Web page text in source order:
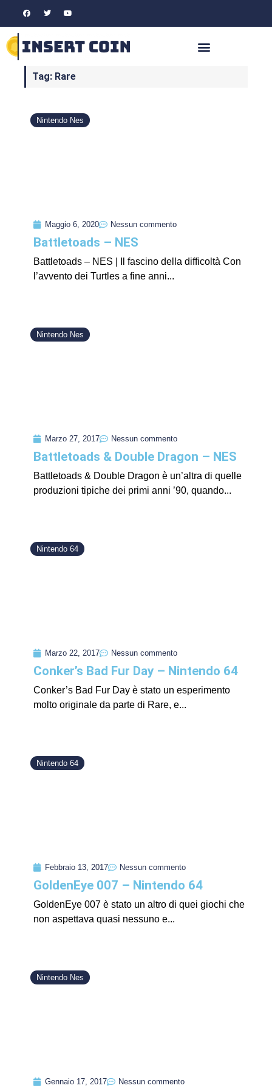
Tag: Rare
Nintendo Nes
Maggio 6, 2020 Nessun commento
Battletoads – NES
Battletoads – NES | Il fascino della difficoltà Con
l’avvento dei Turtles a fine anni...
Nintendo Nes
Marzo 27, 2017 Nessun commento
Battletoads & Double Dragon – NES
Battletoads & Double Dragon è un’altra di quelle
produzioni tipiche dei primi anni ’90, quando...
Nintendo 64
Marzo 22, 2017 Nessun commento
Conker’s Bad Fur Day – Nintendo 64
Conker’s Bad Fur Day è stato un esperimento
molto originale da parte di Rare, e...
Nintendo 64
Febbraio 13, 2017 Nessun commento
GoldenEye 007 – Nintendo 64
GoldenEye 007 è stato un altro di quei giochi che
non aspettava quasi nessuno e...
Nintendo Nes
Gennaio 17, 2017 Nessun commento